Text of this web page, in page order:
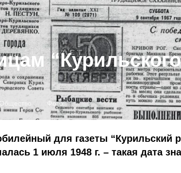
“Курильского
Общество Фото:
для газеты “Курильский
1 июля 1948 г. – такая дата